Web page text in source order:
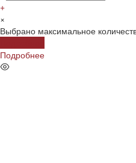
+
×
Выбрано максимальное
Подробнее